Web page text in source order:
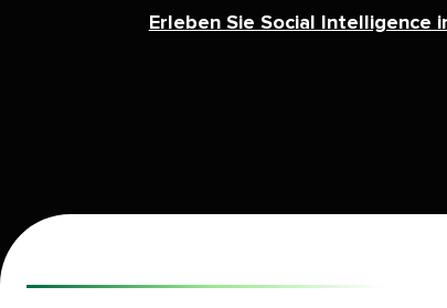
Erleben Sie Social Intelligence